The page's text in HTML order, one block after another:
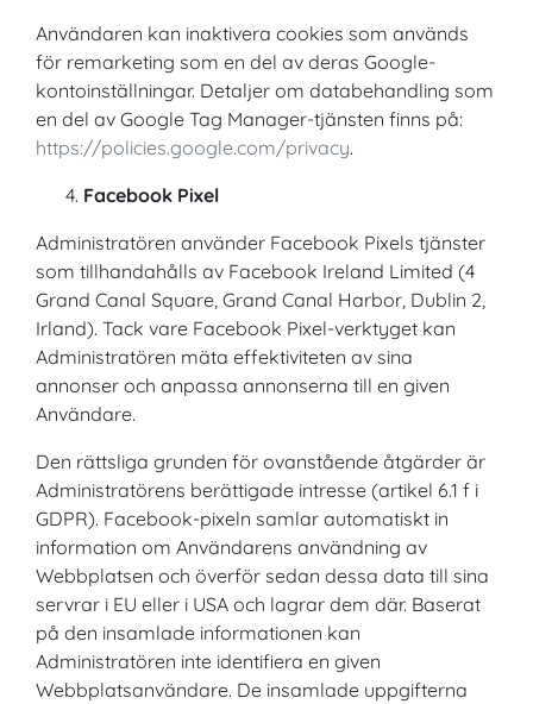
Användaren kan inaktivera cookies som används
för remarketing som en del av deras Google-
kontoinställningar. Detaljer om databehandling som
en del av Google Tag Manager-tjänsten finns på:
https://policies.google.com/privacy.
Facebook Pixel
Administratören använder Facebook Pixels tjänster
som tillhandahålls av Facebook Ireland Limited (4
Grand Canal Square, Grand Canal Harbor, Dublin 2,
Irland). Tack vare Facebook Pixel-verktyget kan
Administratören mäta effektiviteten av sina
annonser och anpassa annonserna till en given
Användare.
Den rättsliga grunden för ovanstående åtgärder är
Administratörens berättigade intresse (artikel 6.1 f i
GDPR). Facebook-pixeln samlar automatiskt in
information om Användarens användning av
Webbplatsen och överför sedan dessa data till sina
servrar i EU eller i USA och lagrar dem där. Baserat
på den insamlade informationen kan
Administratören inte identifiera en given
Webbplatsanvändare. De insamlade uppgifterna